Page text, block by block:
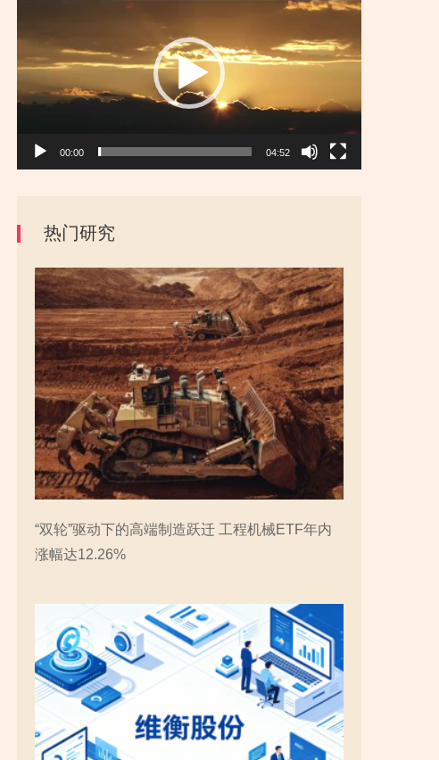
放
器
00:00 04:52
热门研究
“双轮”驱动下的高端制造跃迁 工程机械ETF年内
涨幅达12.26%